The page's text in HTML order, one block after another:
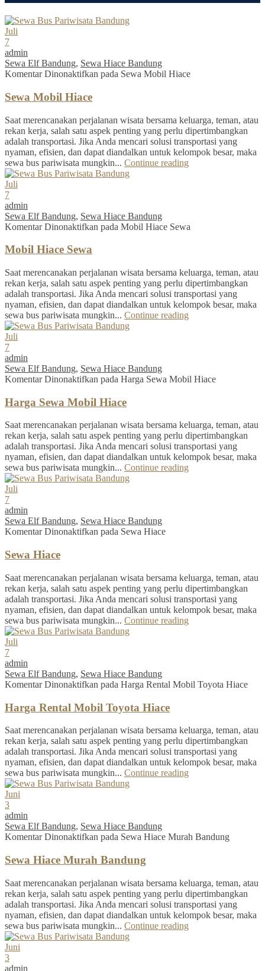
Juli
7
admin
Sewa Elf Bandung, Sewa Hiace Bandung
Komentar Dinonaktifkan pada Sewa Mobil Hiace
Sewa Mobil Hiace
Saat merencanakan perjalanan wisata bersama keluarga, teman, atau
rekan kerja, salah satu aspek penting yang perlu dipertimbangkan
adalah transportasi. Jika Anda mencari solusi transportasi yang
nyaman, efisien, dan dapat diandalkan untuk kelompok besar, maka
sewa bus pariwisata mungkin... Continue reading
Juli
7
admin
Sewa Elf Bandung, Sewa Hiace Bandung
Komentar Dinonaktifkan pada Mobil Hiace Sewa
Mobil Hiace Sewa
Saat merencanakan perjalanan wisata bersama keluarga, teman, atau
rekan kerja, salah satu aspek penting yang perlu dipertimbangkan
adalah transportasi. Jika Anda mencari solusi transportasi yang
nyaman, efisien, dan dapat diandalkan untuk kelompok besar, maka
sewa bus pariwisata mungkin... Continue reading
Juli
7
admin
Sewa Elf Bandung, Sewa Hiace Bandung
Komentar Dinonaktifkan pada Harga Sewa Mobil Hiace
Harga Sewa Mobil Hiace
Saat merencanakan perjalanan wisata bersama keluarga, teman, atau
rekan kerja, salah satu aspek penting yang perlu dipertimbangkan
adalah transportasi. Jika Anda mencari solusi transportasi yang
nyaman, efisien, dan dapat diandalkan untuk kelompok besar, maka
sewa bus pariwisata mungkin... Continue reading
Juli
7
admin
Sewa Elf Bandung, Sewa Hiace Bandung
Komentar Dinonaktifkan pada Sewa Hiace
Sewa Hiace
Saat merencanakan perjalanan wisata bersama keluarga, teman, atau
rekan kerja, salah satu aspek penting yang perlu dipertimbangkan
adalah transportasi. Jika Anda mencari solusi transportasi yang
nyaman, efisien, dan dapat diandalkan untuk kelompok besar, maka
sewa bus pariwisata mungkin... Continue reading
Juli
7
admin
Sewa Elf Bandung, Sewa Hiace Bandung
Komentar Dinonaktifkan pada Harga Rental Mobil Toyota Hiace
Harga Rental Mobil Toyota Hiace
Saat merencanakan perjalanan wisata bersama keluarga, teman, atau
rekan kerja, salah satu aspek penting yang perlu dipertimbangkan
adalah transportasi. Jika Anda mencari solusi transportasi yang
nyaman, efisien, dan dapat diandalkan untuk kelompok besar, maka
sewa bus pariwisata mungkin... Continue reading
Juni
3
admin
Sewa Elf Bandung, Sewa Hiace Bandung
Komentar Dinonaktifkan pada Sewa Hiace Murah Bandung
Sewa Hiace Murah Bandung
Saat merencanakan perjalanan wisata bersama keluarga, teman, atau
rekan kerja, salah satu aspek penting yang perlu dipertimbangkan
adalah transportasi. Jika Anda mencari solusi transportasi yang
nyaman, efisien, dan dapat diandalkan untuk kelompok besar, maka
sewa bus pariwisata mungkin... Continue reading
Juni
3
admin